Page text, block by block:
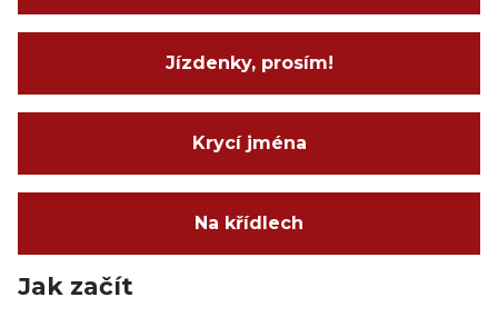
Jízdenky, prosím!
Krycí jména
Na křídlech
Jak začít